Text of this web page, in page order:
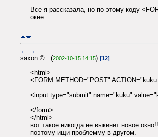
Все я рассказала, но по этому коду
окне.
← →
saxon © (2002-10-15 14:15) [12]
<html>
<FORM METHOD="POST"
<input type="submit" name="kuku"
</form>
</html>
вот такое никогда не выкинет новое
поэтому ищи проблемму в другом.